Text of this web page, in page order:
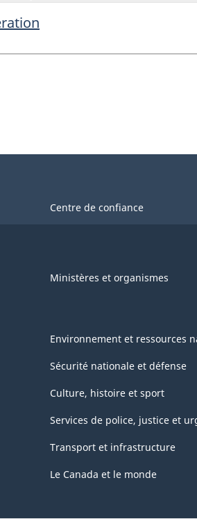
Centre de confiance
Ministères et organismes
Environnement et ressources
Sécurité nationale et défense
Culture, histoire et sport
Services de police, justice et
Transport et infrastructure
Le Canada et le monde